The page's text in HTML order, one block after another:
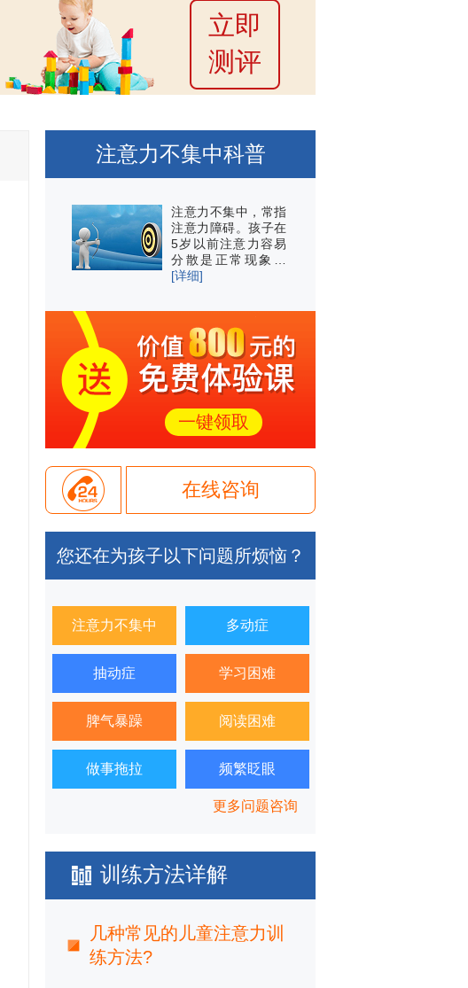
立即
测评
注意力不集中科普
注意力不集中，常指
注意力障碍。孩子在
5岁以前注意力容易
分散是正常现象…
[详细]
一键领取
在线咨询
您还在为孩子以下问题所烦恼？
注意力不集中 多动症
抽动症 学习困难
脾气暴躁 阅读困难
做事拖拉 频繁眨眼
更多问题咨询
训练方法详解
几种常见的儿童注意力训
练方法?